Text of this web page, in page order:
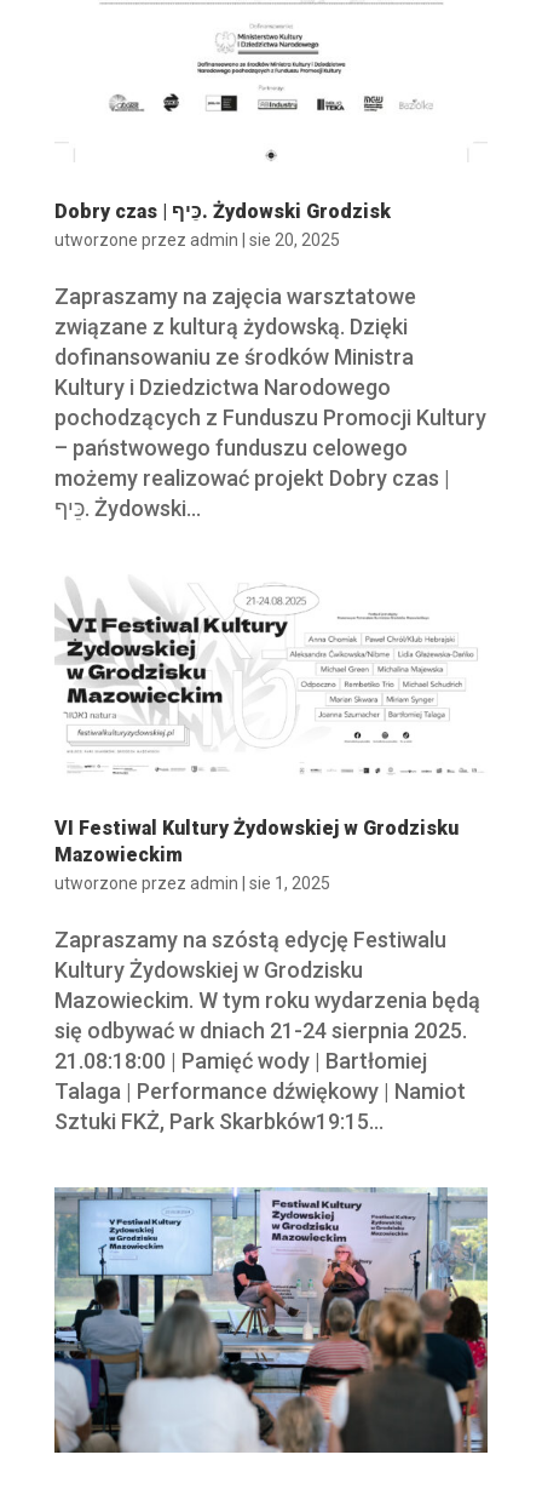
Dobry czas | כֵּיף. Żydowski Grodzisk
utworzone przez admin sie 20, 2025
Zapraszamy na zajęcia warsztatowe
związane z kulturą żydowską. Dzięki
dofinansowaniu ze środków Ministra
Kultury i Dziedzictwa Narodowego
pochodzących z Funduszu Promocji Kultury
– państwowego funduszu celowego
możemy realizować projekt Dobry czas |
כֵּיף. Żydowski...
VI Festiwal Kultury Żydowskiej w Grodzisku
Mazowieckim
utworzone przez admin sie 1, 2025
Zapraszamy na szóstą edycję Festiwalu
Kultury Żydowskiej w Grodzisku
Mazowieckim. W tym roku wydarzenia będą
się odbywać w dniach 21-24 sierpnia 2025.
21.08:18:00 | Pamięć wody | Bartłomiej
Talaga | Performance dźwiękowy | Namiot
Sztuki FKŻ, Park Skarbków19:15...